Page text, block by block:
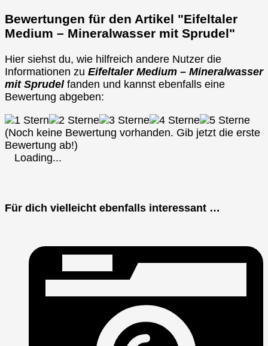
Bewertungen für den Artikel "Eifeltaler
Medium – Mineralwasser mit Sprudel"
Hier siehst du, wie hilfreich andere Nutzer die
Informationen zu Eifeltaler Medium – Mineralwasser
mit Sprudelfanden und kannst ebenfalls eine
Bewertung abgeben:
(Noch keine Bewertung vorhanden. Gib jetzt die erste
Bewertung ab!)
Loading...
Für dich vielleicht ebenfalls interessant …